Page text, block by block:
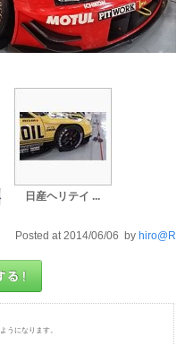
日産ヘリテイ ...
Posted at 2014/06/06 by hiro@R
うになります。